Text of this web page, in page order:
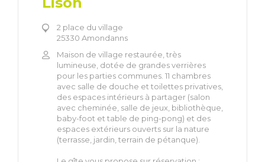
2 place du village
25330 Amondanns
​Maison de village restaurée, très
lumineuse, dotée de grandes verrières
pour les parties communes. 11 chambres
avec salle de douche et toilettes privatives,
des espaces intérieurs à partager (salon
avec cheminée, salle de jeux, bibliothèque,
baby-foot et table de ping-pong) et des
espaces extérieurs ouverts sur la nature
(terrasse, jardin, terrain de pétanque).